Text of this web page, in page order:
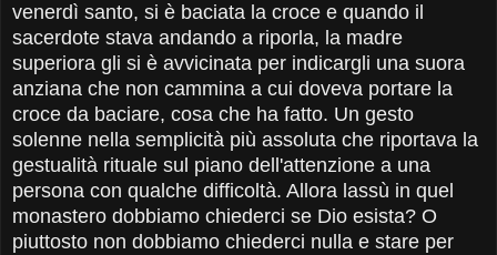
venerdì santo, si è baciata la croce e quando il
sacerdote stava andando a riporla, la madre
superiora gli si è avvicinata per indicargli una suora
anziana che non cammina a cui doveva portare la
croce da baciare, cosa che ha fatto. Un gesto
solenne nella semplicità più assoluta che riportava la
gestualità rituale sul piano dell'attenzione a una
persona con qualche difficoltà. Allora lassù in quel
monastero dobbiamo chiederci se Dio esista? O
piuttosto non dobbiamo chiederci nulla e stare per